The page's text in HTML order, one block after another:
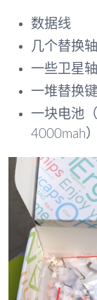
数据线
几个替换轴
一些卫星轴
一堆替换
一块电池
4000mah）